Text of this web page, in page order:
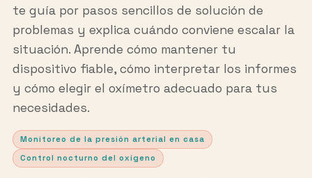
te guía por pasos sencillos de solución de
problemas y explica cuándo conviene escalar la
situación. Aprende cómo mantener tu
dispositivo fiable, cómo interpretar los informes
y cómo elegir el oxímetro adecuado para tus
necesidades.
Monitoreo de la presión arterial en casa
Control nocturno del oxígeno